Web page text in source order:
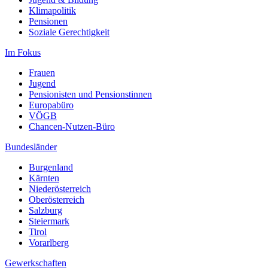
Klimapolitik
Pensionen
Soziale Gerechtigkeit
Im Fokus
Frauen
Jugend
Pensionisten und Pensionstinnen
Europabüro
VÖGB
Chancen-Nutzen-Büro
Bundesländer
Burgenland
Kärnten
Niederösterreich
Oberösterreich
Salzburg
Steiermark
Tirol
Vorarlberg
Gewerkschaften